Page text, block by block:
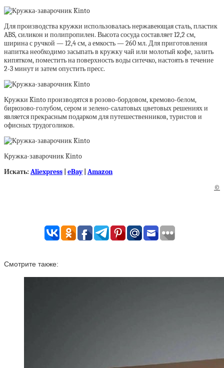
Для производства кружки использовалась нержавеющая сталь, пластик
ABS, силикон и полипропилен. Высота сосуда составляет 12,2 см,
ширина с ручкой — 12,4 см, а емкость — 260 мл. Для приготовления
напитка необходимо засыпать в кружку чай или молотый кофе, залить
кипятком, поместить на поверхность воды ситечко, настоять в течение
2-3 минут и затем опустить пресс.
Кружки Kinto производятся в розово-бордовом, кремово-белом,
бирюзово-голубом, сером и зелено-салатовых цветовых решениях и
является прекрасным подарком для путешественников, туристов и
офисных трудоголиков.
Кружка-заварочник Kinto
Искать: Aliexpress eBay| Amazon
©
Смотрите также: